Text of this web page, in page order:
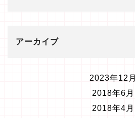
アーカイブ
2023年12月
2018年6月
2018年4月